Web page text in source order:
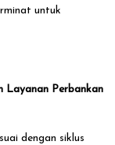
untuk
Layanan Perbankan
dengan siklus